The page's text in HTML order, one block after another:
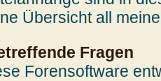
Übersicht all
Fragen
Forensoftware